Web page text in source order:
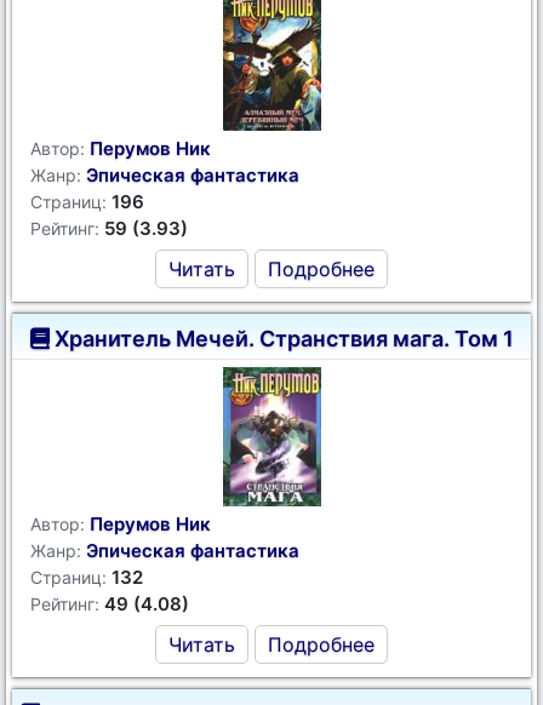
Автор: Перумов Ник
Жанр: Эпическая фантастика
Страниц: 196
Рейтинг: 59 (3.93)
Читать Подробнее
Хранитель Мечей. Странствия мага. Том 1
Автор: Перумов Ник
Жанр: Эпическая фантастика
Страниц: 132
Рейтинг: 49 (4.08)
Читать Подробнее